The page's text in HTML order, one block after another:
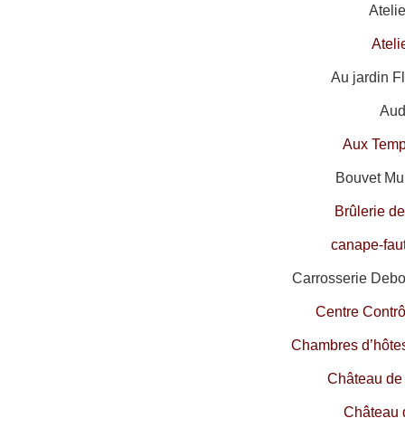
Au jardin
Aux
Bouvet
Brûlerie
canape-
Carrosserie
Centre
Chambres
Château
Château